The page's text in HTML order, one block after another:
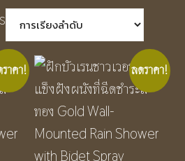
าคา! ลดราคา!